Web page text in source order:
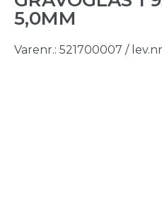
5,0MM
Varenr.: 521700007 /